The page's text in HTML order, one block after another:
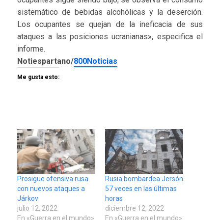
sistemático de bebidas alcohólicas y la deserción.
Los ocupantes se quejan de la ineficacia de sus
ataques a las posiciones ucranianas», especifica el
informe.
Notiespartano/800Noticias
Me gusta esto:
Prosigue ofensiva rusa
con nuevos ataques a
Járkov
julio 12, 2022
En «Guerra en el mundo»
Rusia bombardea Jersón
57 veces en las últimas
horas
diciembre 12, 2022
En «Guerra en el mundo»